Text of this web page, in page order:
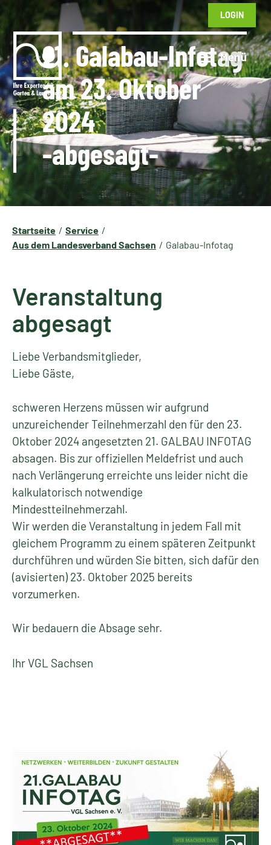
LOGIN
21. Galabau-Infotag
am 23. Oktober
2024
-abgesagt-
Startseite
Service
Aus dem Landesverband Sachsen
Galabau-Infotag
Veranstaltung
abgesagt
Liebe Verbandsmitglieder,
Liebe Gäste,
schweren Herzens müssen wir aufgrund
unzureichender Teilnehmerzahl den für den 23.
Oktober 2024 angesetzten 21. GALBAU INFOTAG
absagen. Bis zur offiziellen Meldefrist und auch
nach Verlängerung erreichte uns leider nicht die
kalkulatorisch notwendige
Mindestteilnehmerzahl.
Wir werden die Veranstaltung in jedem Fall mit
gleichem Programm zu einem späteren Zeitpunkt
durchführen und würden Sie bitten, sich dafür den
(avisierten) 23. Oktober 2025 bereits
vorzumerken.
Wir bedauern die Absage sehr.
Ihr VGL Sachsen